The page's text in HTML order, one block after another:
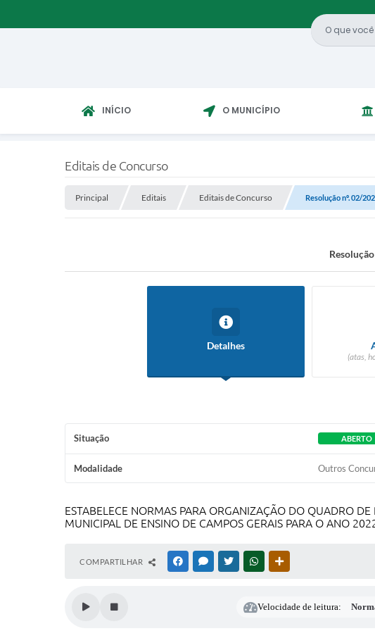
INÍCIO O MUNICÍPIO
Editais de Concurso
Principal Editais Editais de Concurso Resolução nº. 02/
Detalhes
(atas,
Situação ABERTO
Modalidade Outros
ESTABELECE NORMAS PARA ORGANIZAÇÃO DO QUADRO
MUNICIPAL DE ENSINO DE CAMPOS GERAIS PARA O ANO
COMPARTILHAR FACEBOOKMESSENGER
TWITTERWHATSAPP
Velocidade de leitura: